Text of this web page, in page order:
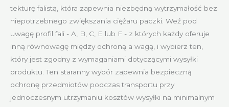
tekturę falistą, która zapewnia niezbędną wytrzymałość bez
niepotrzebnego zwiększania ciężaru paczki. Weź pod
uwagę profil fali - A, B, C, E lub F - z których każdy oferuje
inną równowagę między ochroną a wagą, i wybierz ten,
który jest zgodny z wymaganiami dotyczącymi wysyłki
produktu. Ten staranny wybór zapewnia bezpieczną
ochronę przedmiotów podczas transportu przy
jednoczesnym utrzymaniu kosztów wysyłki na minimalnym